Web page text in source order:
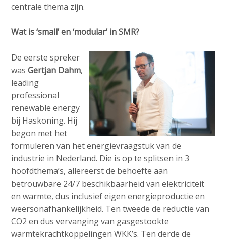
centrale thema zijn.
Wat is ‘small’ en ‘modular’ in SMR?
De eerste spreker
wasGertjan Dahm,
leading
professional
renewable energy
bij Haskoning. Hij
begon met het
formuleren van het energievraagstuk van de
industrie in Nederland. Die is op te splitsen in 3
hoofdthema’s, allereerst de behoefte aan
betrouwbare 24/7 beschikbaarheid van elektriciteit
en warmte, dus inclusief eigen energieproductie en
weersonafhankelijkheid. Ten tweede de reductie van
CO2 en dus vervanging van gasgestookte
warmtekrachtkoppelingen WKK’s. Ten derde de